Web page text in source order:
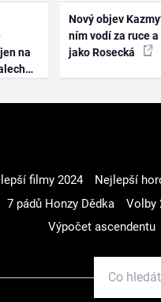
na
Nový objev
ním vodí za ruce
jako Rosecká
filmy 2024 Nejlepší
7 pádů Honzy Dědka Volby
Výpočet ascendentu